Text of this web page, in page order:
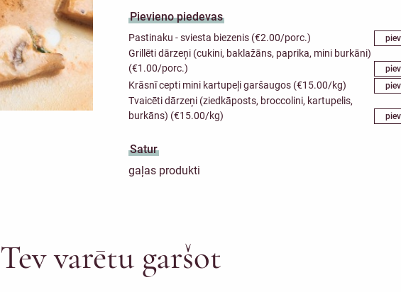
Pievieno piedevas
Pastinaku - sviesta biezenis (€2.00/porc.)
Grillēti dārzeņi (cukini, baklažāns, paprika, mini burkāni)
(€1.00/porc.)
Krāsnī cepti mini kartupeļi garšaugos (€15.00/kg)
Tvaicēti dārzeņi (ziedkāposts, broccolini, kartupelis,
burkāns) (€15.00/kg)
Satur
gaļas produkti
Tev varētu garšot